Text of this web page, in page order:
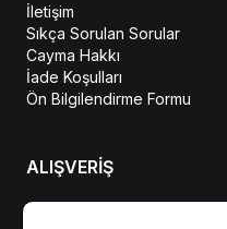
İletişim
Sıkça Sorulan Sorular
Cayma Hakkı
İade Koşulları
Ön Bilgilendirme Formu
ALIŞVERİŞ